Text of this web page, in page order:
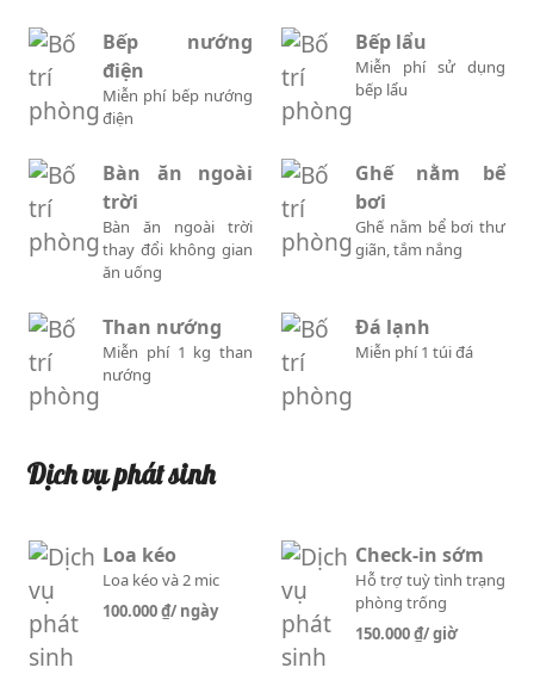
Bếp nướng
điện
Miễn phí bếp nướng
điện
Bếp lẩu
Miễn phí sử dụng
bếp lẩu
Bàn ăn ngoài
trời
Bàn ăn ngoài trời
thay đổi không gian
ăn uống
Ghế nằm bể
bơi
Ghế nằm bể bơi thư
giãn, tắm nắng
Than nướng
Miễn phí 1 kg than
nướng
Đá lạnh
Miễn phí 1 túi đá
Dịch vụ phát sinh
Loa kéo
Loa kéo và 2 mic
100.000 ₫/ ngày
Check-in sớm
Hỗ trợ tuỳ tình trạng
phòng trống
150.000 ₫/ giờ